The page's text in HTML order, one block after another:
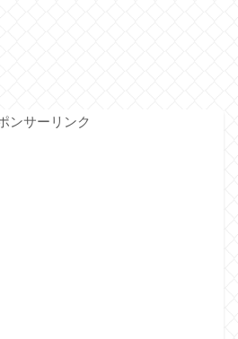
ンサーリンク